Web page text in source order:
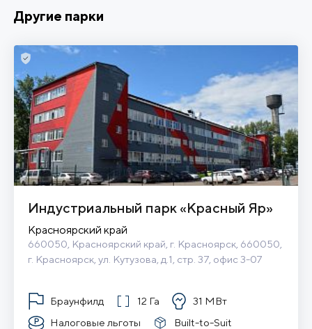
Другие парки
Индустриальный парк «Красный Яр»
Красноярский край
660050, Красноярский край, г. Красноярск, 660050,
г. Красноярск, ул. Кутузова, д.1, стр. 37, офис 3-07
Браунфилд 12 Га
31 МВт
Налоговые льготы
Built-to-Suit